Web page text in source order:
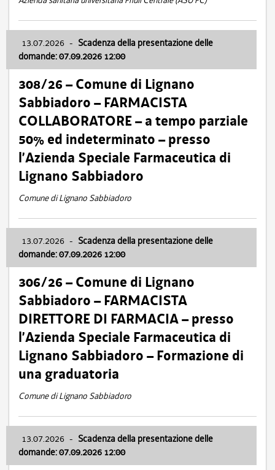
13.07.2026 - Scadenza della presentazione delle
domande: 07.09.2026 12:00
308/26 – Comune di Lignano
Sabbiadoro – FARMACISTA
COLLABORATORE – a tempo parziale
50% ed indeterminato – presso
l’Azienda Speciale Farmaceutica di
Lignano Sabbiadoro
Comune di Lignano Sabbiadoro
13.07.2026 - Scadenza della presentazione delle
domande: 07.09.2026 12:00
306/26 – Comune di Lignano
Sabbiadoro – FARMACISTA
DIRETTORE DI FARMACIA – presso
l’Azienda Speciale Farmaceutica di
Lignano Sabbiadoro – Formazione di
una graduatoria
Comune di Lignano Sabbiadoro
13.07.2026 - Scadenza della presentazione delle
domande: 07.09.2026 12:00